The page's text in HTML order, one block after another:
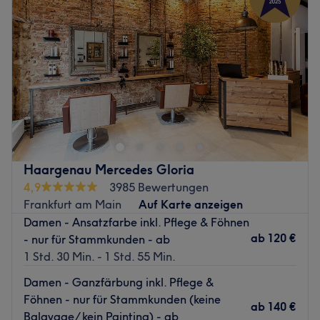
Zurück zur Salonansicht
Donnerstag
10:00–19:00
Freitag
10:00–19:00
Samstag
10:00–16:00
Sonntag
Geschlossen
Willkommen bei Haarmonie in Frankfurt am Main. Dieser
Friseursalon ist deine top Adresse für erstklassige Stylings
& Haarpflege. In einladender und entspannnder
Atmosphäre kannst du deine Behandlung genießen und
einen Moment vom Alltag abschalten.
Nächste öffentliche Verkehrsmittel:
Direkt gegenüber befindet sich die Haltestelle
"Rohrbachstraße/Friedberger Landstraße".
Das Team:
Team aus Friseurinnen und Stylistinnen, die mit
Leidenschaft und Perfektion arbeiten, um Deine Wünsche
Haargenau Mercedes Gloria
4,9
3985 Bewertungen
Frankfurt am Main
Auf Karte anzeigen
Damen - Ansatzfarbe inkl. Pflege & Föhnen
- nur für Stammkunden - ab
1 Std. 30 Min. - 1 Std. 55 Min.
ab 120 €
Damen - Ganzfärbung inkl. Pflege &
Föhnen - nur für Stammkunden (keine
Balayage/ kein Painting) - ab
ab 140 €